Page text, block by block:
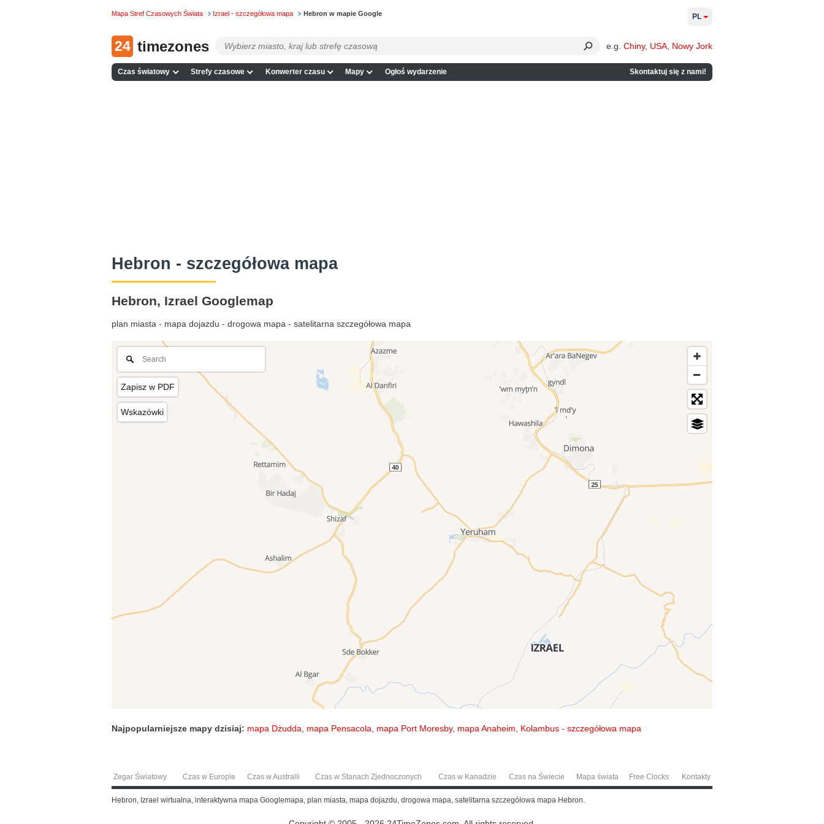
Mapa Stref Czasowych Świata Izrael - szczegółowa mapa Hebron w mapie Google
24 timezones e.g. Chiny, USA Nowy Jork
Czas światowy Strefy czasowe Konwerter czasu Mapy Ogłoś wydarzenie Skontaktuj się z nami!
PL
Hebron - szczegółowa mapa
Hebron, Izrael Googlemap
plan miasta - mapa dojazdu - drogowa mapa - satelitarna szczegółowa mapa
Zapisz w PDF
Wskazówki
Najpopularniejsze mapy dzisiaj: mapa Dżudda mapa Pensacola mapa Port Moresby, mapa Anaheim Kolambus - szczegółowa mapa
Zegar Światowy Czas w Europie Czas w Australii Czas w Stanach Zjednoczonych Czas w Kanadzie Czas na Świecie Mapa świata Free Clocks Kontakty
Hebron, Izrael wirtualna, interaktywna mapa Googlemapa, plan miasta, mapa dojazdu, drogowa mapa, satelitarna szczegółowa mapa Hebron.